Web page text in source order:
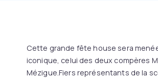
Cette grande fête house sera
iconique, celui des deux compères
Mézigue.Fiers représentants de la